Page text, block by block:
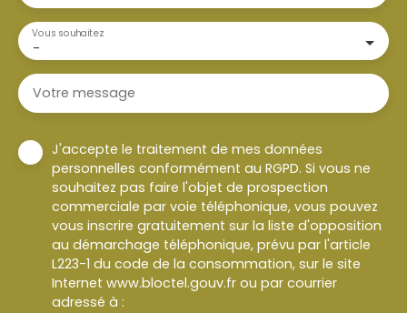
-
Vous souhaitez
Votre message
J'accepte le traitement de mes données
personnelles conformément au RGPD. Si vous ne
souhaitez pas faire l'objet de prospection
commerciale par voie téléphonique, vous pouvez
vous inscrire gratuitement sur la liste d'opposition
au démarchage téléphonique, prévu par l'article
L223-1 du code de la consommation, sur le site
Internet www.bloctel.gouv.fr ou par courrier
adressé à :